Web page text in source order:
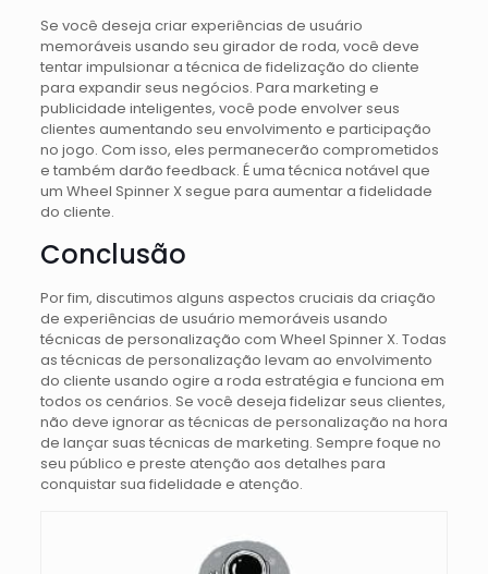
Se você deseja criar experiências de usuário
memoráveis ​​usando seu girador de roda, você deve
tentar impulsionar a técnica de fidelização do cliente
para expandir seus negócios. Para marketing e
publicidade inteligentes, você pode envolver seus
clientes aumentando seu envolvimento e participação
no jogo. Com isso, eles permanecerão comprometidos
e também darão feedback. É uma técnica notável que
um Wheel Spinner X segue para aumentar a fidelidade
do cliente.
Conclusão
Por fim, discutimos alguns aspectos cruciais da criação
de experiências de usuário memoráveis ​​usando
técnicas de personalização com Wheel Spinner X. Todas
as técnicas de personalização levam ao envolvimento
do cliente usando ogire a roda estratégia e funciona em
todos os cenários. Se você deseja fidelizar seus clientes,
não deve ignorar as técnicas de personalização na hora
de lançar suas técnicas de marketing. Sempre foque no
seu público e preste atenção aos detalhes para
conquistar sua fidelidade e atenção.